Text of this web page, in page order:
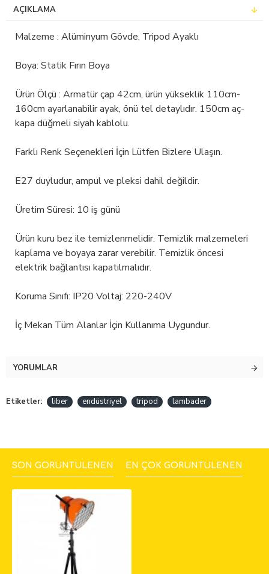
AÇIKLAMA
Malzeme : Alüminyum Gövde, Tripod Ayaklı
Boya: Statik Fırın Boya
Ürün Ölçü : Armatür çap 42cm, ürün yükseklik 110cm-
160cm ayarlanabilir ayak, önü tel detaylıdır. 150cm aç-
kapa düğmeli siyah kablolu.
Farklı Renk Seçenekleri İçin Lütfen Bizlere Ulaşın.
E27 duyludur, ampul ve pleksi dahil değildir.
Üretim Süresi: 10 iş günü
Ürün kuru bez ile temizlenmelidir. Temizlik malzemeleri
kaplama ve boyaya zarar verebilir. Temizlik öncesi
elektrik bağlantısı kapatılmalıdır.
Koruma Sınıfı: IP20 Voltaj: 220-240V
İç Mekan Tüm Alanlar İçin Kullanıma Uygundur.
YORUMLAR
Etiketler: liber endüstriyel tripod lambader
SON GÖRÜNTÜLENEN EN ÇOK GÖRÜNTÜLENEN